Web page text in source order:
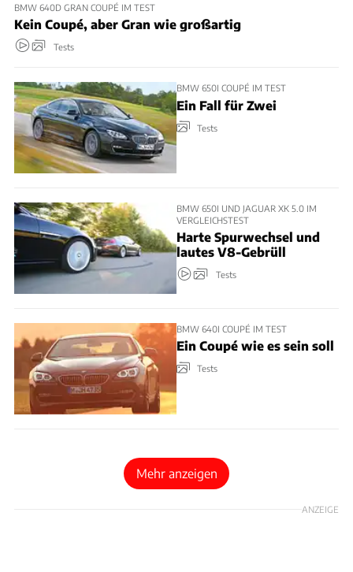
BMW 640D GRAN COUPÉ IM TEST
Kein Coupé, aber Gran wie großartig
Tests
BMW 650I COUPÉ IM TEST
Ein Fall für Zwei
Tests
BMW 650I UND JAGUAR XK 5.0 IM
VERGLEICHSTEST
Harte Spurwechsel und
lautes V8-Gebrüll
Tests
BMW 640I COUPÉ IM TEST
Ein Coupé wie es sein soll
Tests
Mehr anzeigen
ANZEIGE